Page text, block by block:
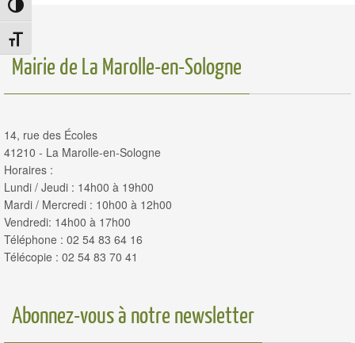
Passer en contraste élevé
Changer la taille de la police
Mairie de La Marolle-en-Sologne
14, rue des Écoles
41210 - La Marolle-en-Sologne
Horaires :
Lundi / Jeudi : 14h00 à 19h00
Mardi / Mercredi : 10h00 à 12h00
Vendredi: 14h00 à 17h00
Téléphone : 02 54 83 64 16
Télécopie : 02 54 83 70 41
Abonnez-vous à notre newsletter